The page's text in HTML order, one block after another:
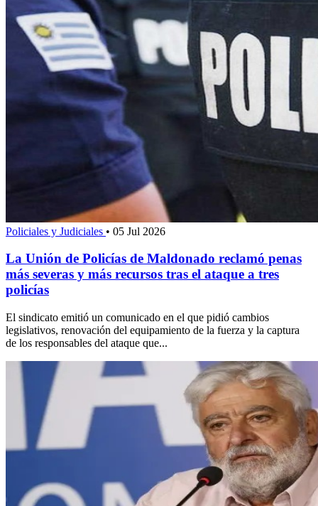
Policiales y Judiciales • 05 Jul 2026
La Unión de Policías de Maldonado reclamó penas
más severas y más recursos tras el ataque a tres
policías
El sindicato emitió un comunicado en el que pidió cambios
legislativos, renovación del equipamiento de la fuerza y la captura
de los responsables del ataque que...